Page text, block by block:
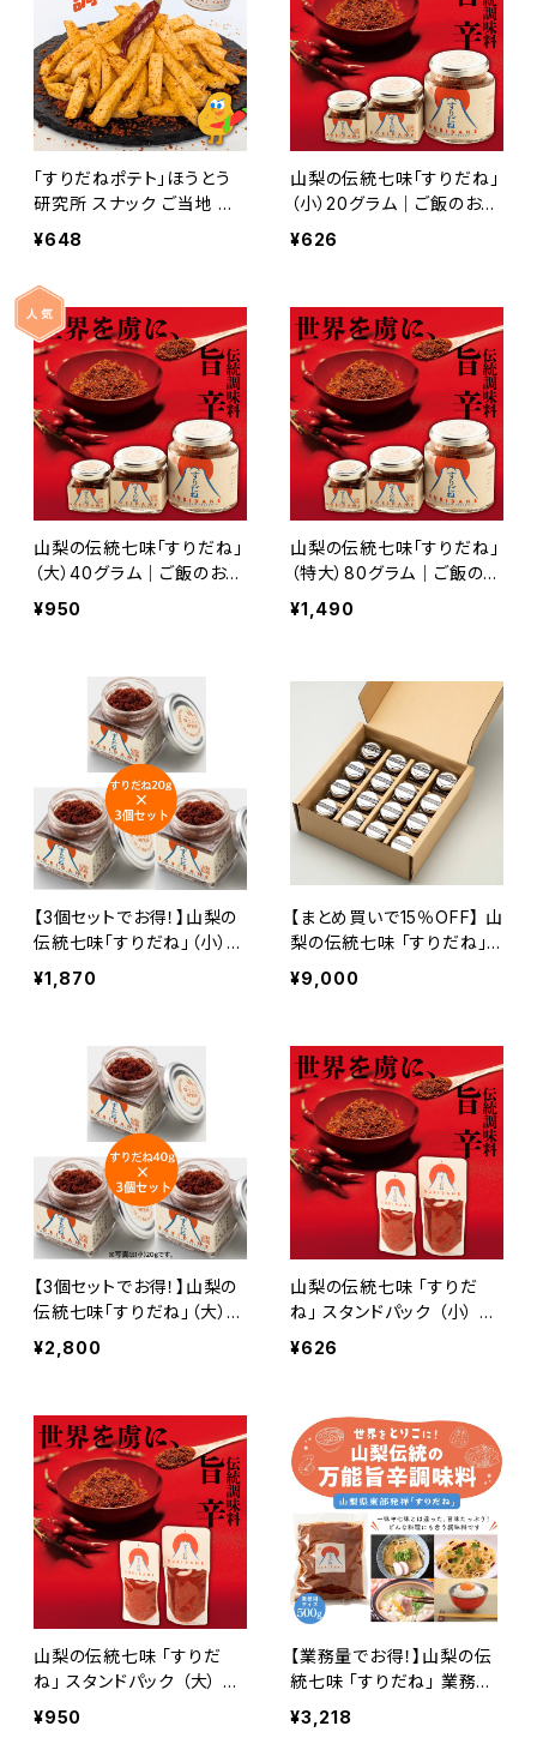
「すりだねポテト」ほうとう
研究所 スナック ご当地 富
士山麓 旨辛調味料入り 七
¥648
山梨の伝統七味「すりだね」
（小）20グラム｜ご飯のお供
｜お取り寄せ ｜お取り寄せ
¥626
山梨の伝統七味「すりだね」
（大）40グラム｜ご飯のお供
｜お取り寄せ ｜お取り寄せ
¥950
山梨の伝統七味「すりだね」
（特大）80グラム｜ご飯のお
供｜お取り寄せ ｜お取り寄
せグルメ｜万能調味料｜一
¥1,490
【3個セットでお得！】山梨の
伝統七味「すりだね」（小）2
0グラム（3個）｜ご飯のお供
｜お取り寄せ ｜お取り寄せ
¥1,870
【まとめ買いで15％OFF】 山
梨の伝統七味 「すりだね」
（小）20グラム（16個） ほう
とう 吉田のうどん 辛味 七
¥9,000
【3個セットでお得！】山梨の
伝統七味「すりだね」（大）4
0グラム（3個）｜ご飯のお供
｜お取り寄せ ｜お取り寄せ
｜七味
¥2,800
山梨の伝統七味 「すりだ
ね」 スタンドパック （小） 40
グラム｜ご飯のお供 お取り
¥626
山梨の伝統七味 「すりだ
ね」 スタンドパック （大） 80
グラム｜ご飯のお供 お取り
¥950
【業務量でお得！】山梨の伝
統七味 「すりだね」 業務用
500グラム｜ご飯のお供 お
取り寄せ お取り寄せグルメ
¥3,218